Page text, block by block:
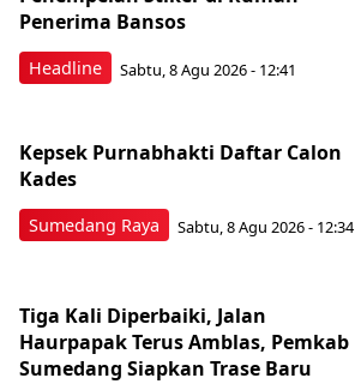
Headline
Penerima Bansos
Sabtu, 8 Agu 2026 - 12:41
Sumedang Raya
Kepsek Purnabhakti Daftar Calon
Kades
Sabtu, 8 Agu 2026 - 12:34
Tiga Kali Diperbaiki, Jalan
Haurpapak Terus Amblas, Pemkab
Sumedang Siapkan Trase Baru